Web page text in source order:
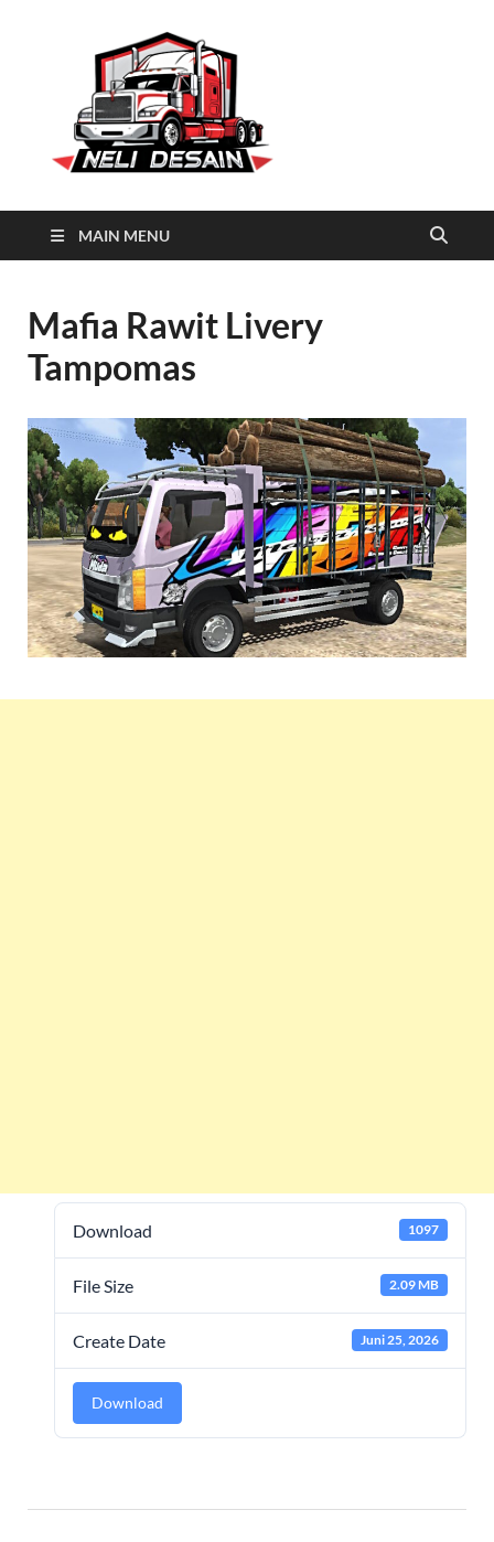
MAIN MENU
Mafia Rawit Livery
Tampomas
Download 1097
File Size 2.09 MB
Create Date Juni 25, 2026
Download